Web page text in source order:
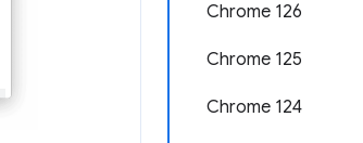
Chrome 126
Chrome 125
Chrome 124